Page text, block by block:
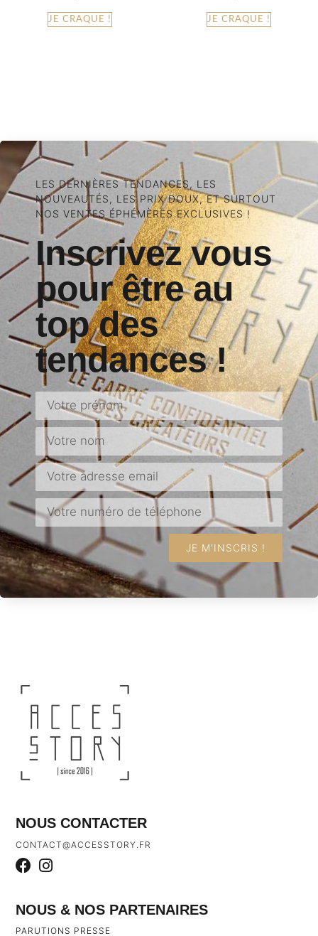
JE CRAQUE ! JE CRAQUE !
LES DERNIÈRES TENDANCES, LES
NOUVEAUTÉS, LES PRIX DOUX, ET SURTOUT
NOS VENTES ÉPHÉMÈRES EXCLUSIVES !
Inscrivez vous
pour être au
top des
tendances !
JE M'INSCRIS !
NOUS CONTACTER
CONTACT@ACCESSTORY.FR
NOUS & NOS PARTENAIRES
PARUTIONS PRESSE